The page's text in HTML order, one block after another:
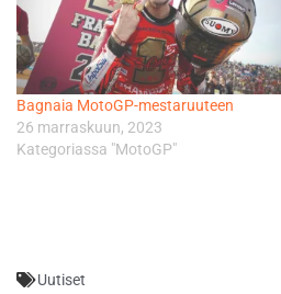
Bagnaia MotoGP-mestaruuteen
26 marraskuun, 2023
Kategoriassa "MotoGP"
Uutiset